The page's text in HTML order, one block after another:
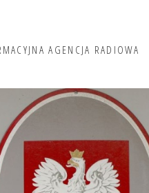
AGENCJA RADIOWA